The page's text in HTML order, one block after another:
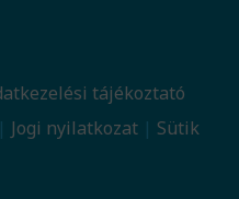
tájékoztató
Jogi nyilatkozat Sütik